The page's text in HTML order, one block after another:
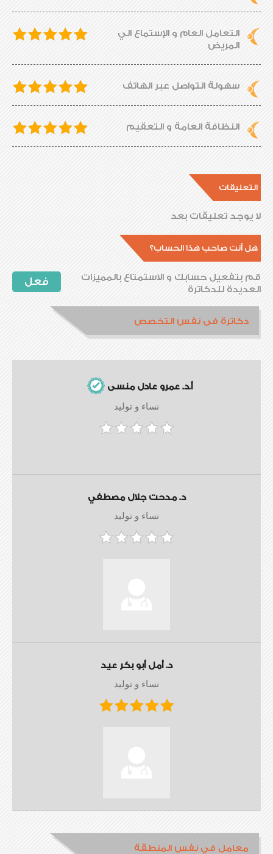
التعامل العام و الإستماع الي
المريض
سهولة التواصل عبر الهاتف
النظافة العامة و التعقيم
التعليقات
لا يوجد تعليقات بعد
هل أنت صاحب هذا الحساب؟
فعل
قم بتفعيل حسابك و الاستمتاع بالمميزات
العديدة للدكاترة
دكاترة فى نفس التخصص
أ.د. عمرو عادل منسى
نساء و توليد
د. مدحت جلال مصطفي
نساء و توليد
د. أمل أبو بكر عيد
نساء و توليد
معامل في نفس المنطقة